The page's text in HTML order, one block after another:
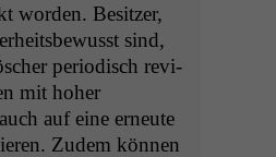
wor­den. Besitzer,
sind,
peri­odisch rev­i­
mit hoher
auf eine erneute
Zudem kön­nen